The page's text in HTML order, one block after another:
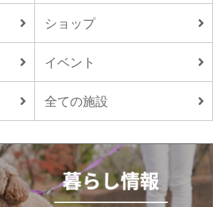
ショップ
イベント
全ての施設